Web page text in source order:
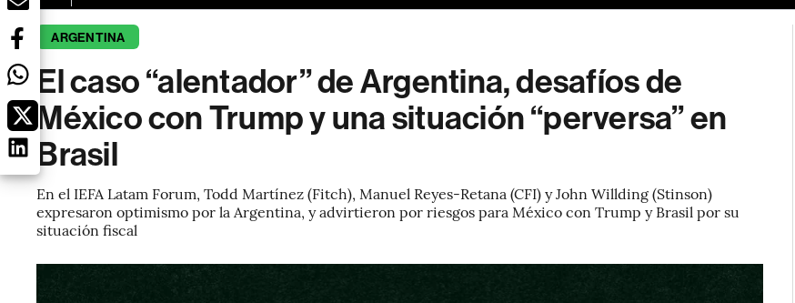
ARGENTINA
El caso “alentador” de Argentina, desafíos de
México con Trump y una situación “perversa” en
Brasil
En el IEFA Latam Forum, Todd Martínez (Fitch), Manuel Reyes-Retana (CFI) y John Willding (Stinson)
expresaron optimismo por la Argentina, y advirtieron por riesgos para México con Trump y Brasil por su
situación fiscal